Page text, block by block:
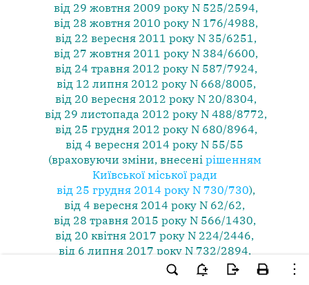
від 29 жовтня 2009 року N 525/2594,
від 28 жовтня 2010 року N 176/4988,
від 22 вересня 2011 року N 35/6251,
від 27 жовтня 2011 року N 384/6600,
від 24 травня 2012 року N 587/7924,
від 12 липня 2012 року N 668/8005,
від 20 вересня 2012 року N 20/8304,
від 29 листопада 2012 року N 488/8772,
від 25 грудня 2012 року N 680/8964,
від 4 вересня 2014 року N 55/55
(враховуючи зміни, внесені рішенням
Київської міської ради
від 25 грудня 2014 року N 730/730),
від 4 вересня 2014 року N 62/62,
від 28 травня 2015 року N 566/1430,
від 20 квітня 2017 року N 224/2446,
від 6 липня 2017 року N 732/2894,
від 15 листопада 2018 року N 49/6100,